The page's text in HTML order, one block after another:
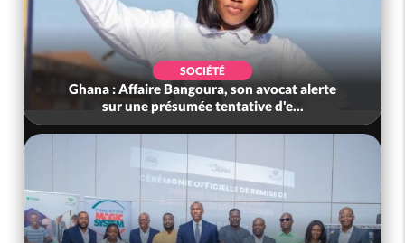
alerte
SOCIÉTÉ
Nigeria : Le Togo et le Cameroun
acheteurs des produits de la r...